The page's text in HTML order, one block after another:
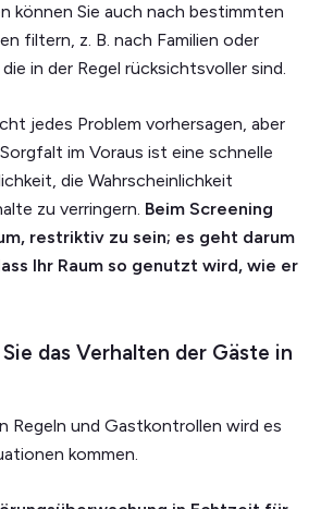
können Sie auch nach bestimmten
filtern, z. B. nach Familien oder
in der Regel rücksichtsvoller sind.
jedes Problem vorhersagen, aber
im Voraus ist eine schnelle
die Wahrscheinlichkeit
zu verringern. Beim Screening
restriktiv zu sein; es geht darum
Ihr Raum so genutzt wird, wie er
das Verhalten der Gäste in
Regeln und Gastkontrollen wird es
kommen.